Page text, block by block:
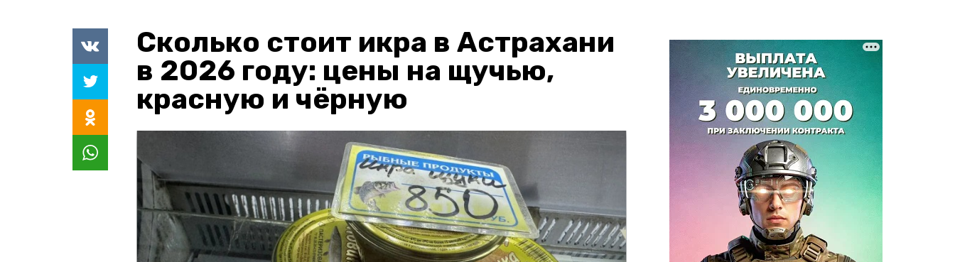
Сколько стоит икра в Астрахани
в 2026 году: цены на щучью,
красную и чёрную